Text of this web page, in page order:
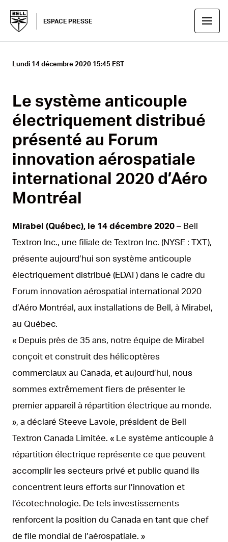
ESPACE PRESSE
Lundi 14 décembre 2020 15:45 EST
Le système anticouple
électriquement distribué
présenté au Forum
innovation aérospatiale
international 2020 d’Aéro
Montréal
Mirabel (Québec), le 14 décembre 2020– Bell
Textron Inc., une filiale de Textron Inc. (NYSE : TXT),
présente aujourd’hui son système anticouple
électriquement distribué (EDAT) dans le cadre du
Forum innovation aérospatial international 2020
d’Aéro Montréal, aux installations de Bell, à Mirabel,
au Québec.
« Depuis près de 35 ans, notre équipe de Mirabel
conçoit et construit des hélicoptères
commerciaux au Canada, et aujourd’hui, nous
sommes extrêmement fiers de présenter le
premier appareil à répartition électrique au monde.
», a déclaré Steeve Lavoie, président de Bell
Textron Canada Limitée. « Le système anticouple à
répartition électrique représente ce que peuvent
accomplir les secteurs privé et public quand ils
concentrent leurs efforts sur l’innovation et
l’écotechnologie. De tels investissements
renforcent la position du Canada en tant que chef
de file mondial de l’aérospatiale. »